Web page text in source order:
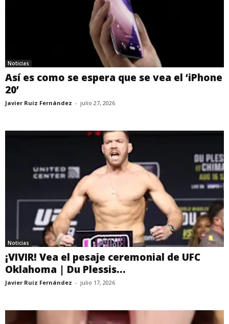
Noticias
Así es como se espera que se vea el ‘iPhone
20’
Javier Ruiz Fernández - julio 27, 2026
Noticias
¡VIVIR! Vea el pesaje ceremonial de UFC
Oklahoma | Du Plessis...
Javier Ruiz Fernández - julio 17, 2026